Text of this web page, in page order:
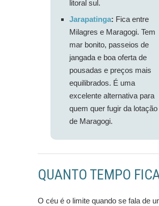
litoral sul.
Jarapatinga: Fica entre
Milagres e Maragogi. Tem
mar bonito, passeios de
jangada e boa oferta de
pousadas e preços mais
equilibrados. É uma
excelente alternativa para
quem quer fugir da lotação
de Maragogi.
QUANTO TEMPO
O céu é o limite quando se fala de